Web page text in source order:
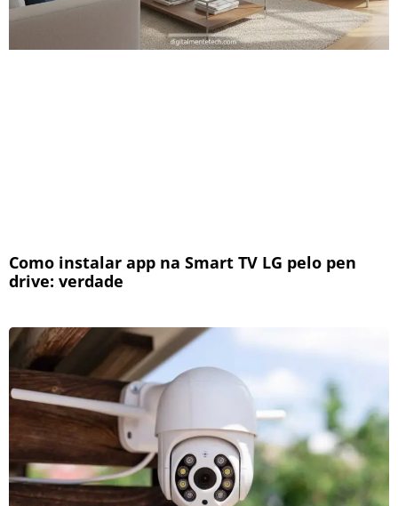
Como instalar app na Smart TV LG pelo pen
drive: verdade